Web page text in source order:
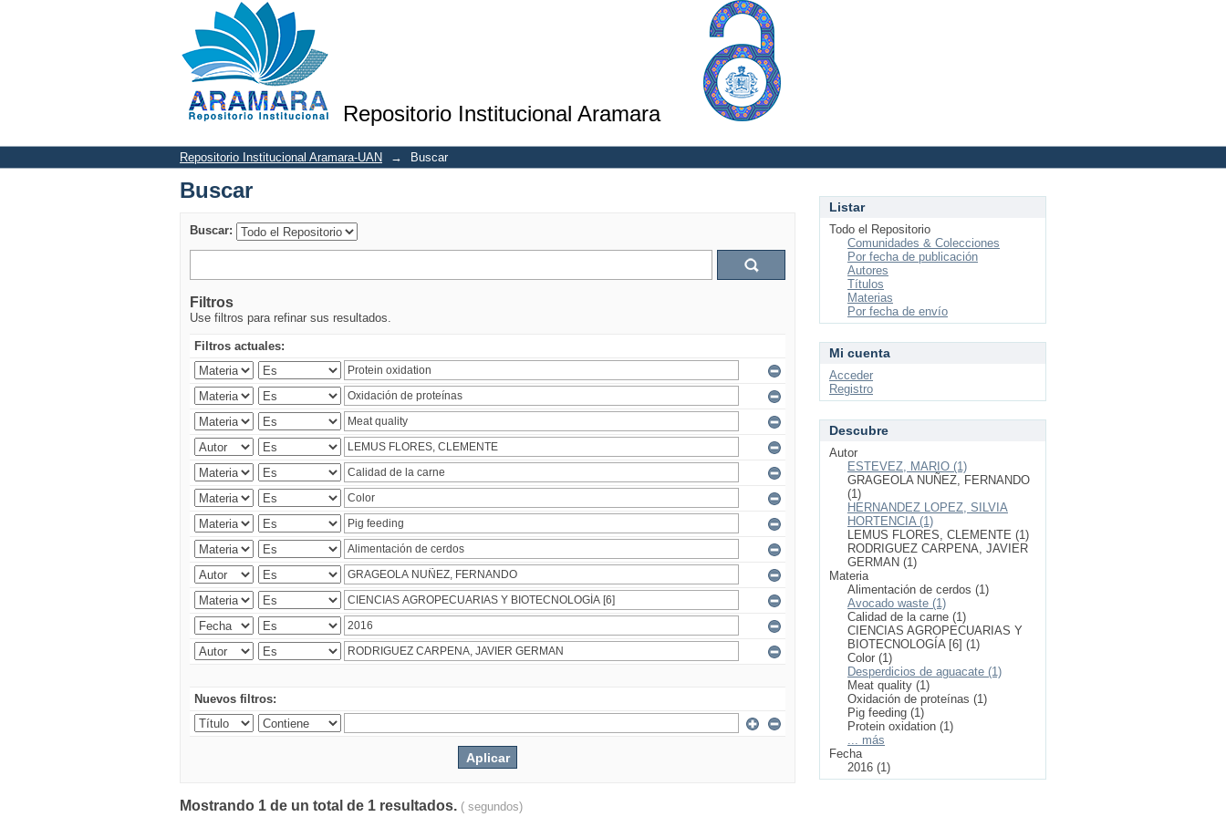
Repositorio Institucional Aramara
Buscar
Repositorio Institucional Aramara-UAN → Buscar
Buscar
Buscar:
Filtros
Use filtros para refinar sus resultados.
Filtros actuales:
Nuevos filtros:
Mostrando 1 de un total de 1 resultados. ( segundos)
Listar
Todo el Repositorio
Comunidades & Colecciones
Por fecha de publicación
Autores
Títulos
Materias
Por fecha de envío
Mi cuenta
Acceder
Registro
Descubre
Autor
ESTEVEZ, MARIO (1)
GRAGEOLA NUÑEZ, FERNANDO
(1)
HERNANDEZ LOPEZ, SILVIA
HORTENCIA (1)
LEMUS FLORES, CLEMENTE (1)
RODRIGUEZ CARPENA, JAVIER
GERMAN (1)
Materia
Alimentación de cerdos (1)
Avocado waste (1)
Calidad de la carne (1)
CIENCIAS AGROPECUARIAS Y
BIOTECNOLOGÍA [6] (1)
Color (1)
Desperdicios de aguacate (1)
Meat quality (1)
Oxidación de proteínas (1)
Pig feeding (1)
Protein oxidation (1)
... más
Fecha
2016 (1)